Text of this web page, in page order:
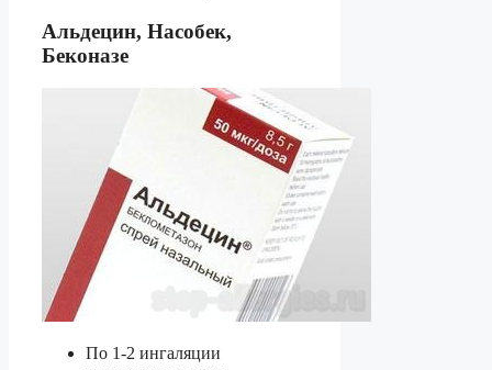
Альдецин, Насобек,
Беконазе
По 1-2 ингаляции